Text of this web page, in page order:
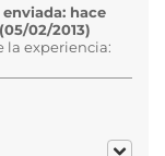
hace
02/2013)
la experiencia: